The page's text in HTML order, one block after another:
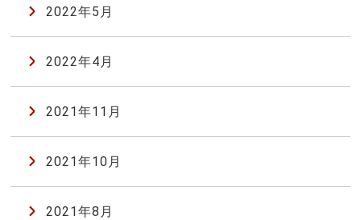
2022年5月
2022年4月
2021年11月
2021年10月
2021年8月